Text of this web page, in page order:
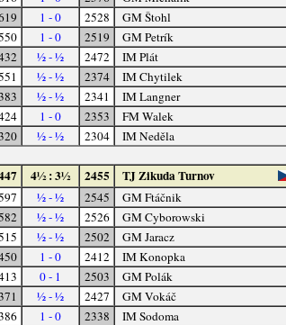
1 - 0 2528
GM Štohl
1 - 0 2519
GM Petrík
½ - ½ 2472
IM Plát
½ - ½ 2374
IM Chytilek
½ - ½ 2341
IM Langner
1 - 0 2353
FM Walek
½ - ½ 2304 IM Neděla
4½ : 3½ 2455 TJ Zikuda Turnov
½ - ½ 2545
GM Ftáčnik
½ - ½ 2526
GM Cyborowski
½ - ½ 2502
GM Jaracz
1 - 0 2412
IM Konopka
0 - 1 2503
GM Polák
½ - ½ 2427
GM Vokáč
1 - 0 2338
IM Sodoma